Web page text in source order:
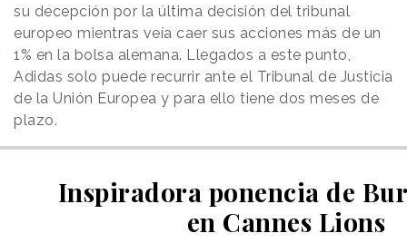
su decepción por la última decisión del tribunal
europeo mientras veía caer sus acciones más de un
1% en la bolsa alemana. Llegados a este punto,
Adidas solo puede recurrir ante el Tribunal de Justicia
de la Unión Europea y para ello tiene dos meses de
plazo.
Inspiradora ponencia de
en Cannes Lions